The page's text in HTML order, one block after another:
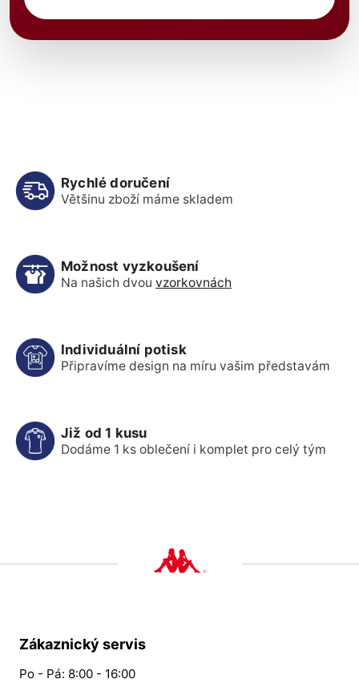
Rychlé doručení
Většinu zboží máme skladem
Možnost vyzkoušení
Na našich dvou vzorkovnách
Individuální potisk
Připravíme design na míru vašim představám
Již od 1 kusu
Dodáme 1 ks oblečení i komplet pro celý tým
Zákaznický servis
Po - Pá: 8:00 - 16:00